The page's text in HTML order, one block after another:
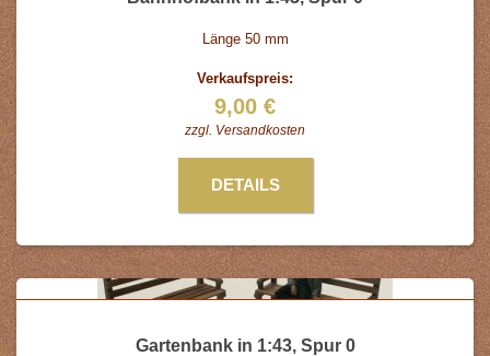
Länge 50 mm
Verkaufspreis:
9,00 €
zzgl. Versandkosten
DETAILS
Gartenbank in 1:43, Spur 0